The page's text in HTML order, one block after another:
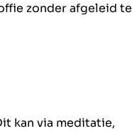
zonder afgeleid te
kan via meditatie,